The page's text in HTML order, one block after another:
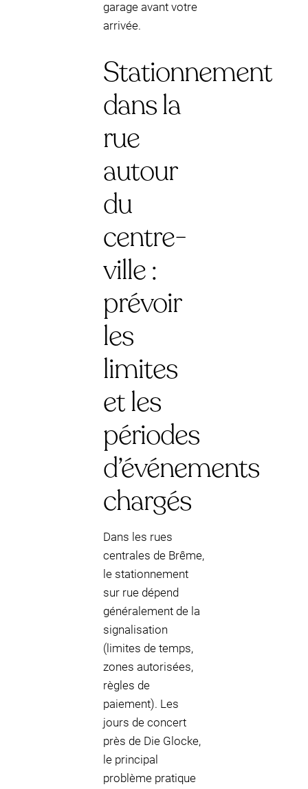
garage avant votre
arrivée.
Stationnement
dans la
rue
autour
du
centre-
ville :
prévoir
les
limites
et les
périodes
d’événements
chargés
Dans les rues
centrales de Brême,
le stationnement
sur rue dépend
généralement de la
signalisation
(limites de temps,
zones autorisées,
règles de
paiement). Les
jours de concert
près de Die Glocke,
le principal
problème pratique